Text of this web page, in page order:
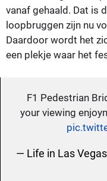
vanaf gehaald. Dat is
loopbruggen zijn nu
Daardoor wordt het
een plekje waar het
F1 Pedestrian
your viewing
— Life in Las